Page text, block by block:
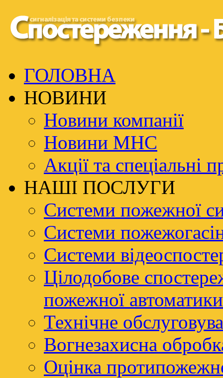
ГОЛОВНА
НОВИНИ
Новини компанії
Новини МНС
Акції та спеціальні
НАШІ ПОСЛУГИ
Системи пожежної
Системи
Системи
Цілодобове
пожежної автоматики
Технічне
Вогнезахисна
Оцінка